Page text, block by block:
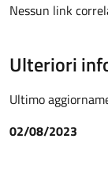
Nessun link
Ulteriori
Ultimo
02/08/2023